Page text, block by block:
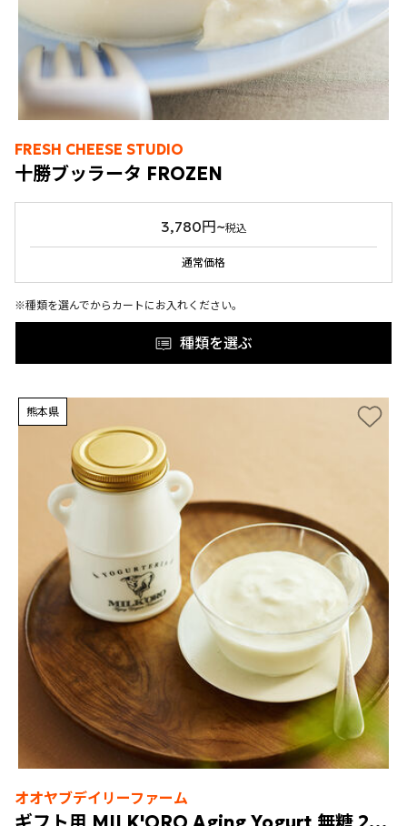
FRESH CHEESE STUDIO
十勝ブッラータ FROZEN
3,780円~税込
通常価格
※種類を選んでからカートにお入れください。
種類を選ぶ
熊本県
オオヤブデイリーファーム